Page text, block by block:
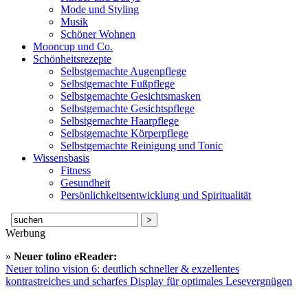
Mode und Styling
Musik
Schöner Wohnen
Mooncup und Co.
Schönheitsrezepte
Selbstgemachte Augenpflege
Selbstgemachte Fußpflege
Selbstgemachte Gesichtsmasken
Selbstgemachte Gesichtspflege
Selbstgemachte Haarpflege
Selbstgemachte Körperpflege
Selbstgemachte Reinigung und Tonic
Wissensbasis
Fitness
Gesundheit
Persönlichkeitsentwicklung und Spiritualität
Suche
nach:
Werbung
» Neuer tolino eReader:
Neuer tolino vision 6: deutlich schneller & exzellentes
kontrastreiches und scharfes Display für optimales Lesevergnügen